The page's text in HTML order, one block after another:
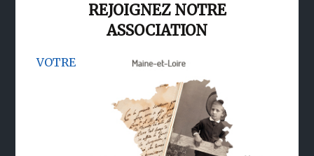
REJOIGNEZ NOTRE
ASSOCIATION
VOTRE